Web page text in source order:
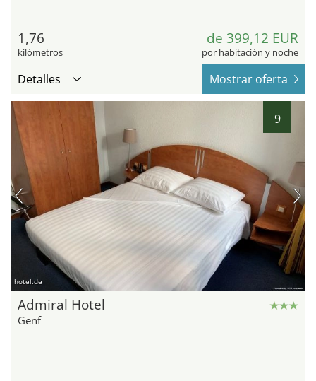
1,76
kilómetros
de 399,12 EUR
por habitación y noche
Detalles Mostrar oferta
9
hotel.de
Admiral Hotel
Genf